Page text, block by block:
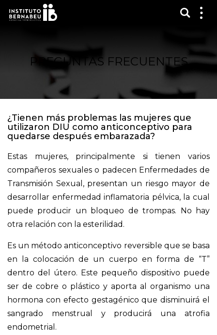
PREGUNTAS FRECUENTES
¿Tienen más problemas las mujeres que
utilizaron DIU como anticonceptivo para
quedarse después embarazada?
Estas mujeres, principalmente si tienen varios
compañeros sexuales o padecen Enfermedades de
Transmisión Sexual, presentan un riesgo mayor de
desarrollar enfermedad inflamatoria pélvica, la cual
puede producir un bloqueo de trompas. No hay
otra relación con la esterilidad.
Es un método anticonceptivo reversible que se basa
en la colocación de un cuerpo en forma de “T”
dentro del útero. Este pequeño dispositivo puede
ser de cobre o plástico y aporta al organismo una
hormona con efecto gestagénico que disminuirá el
sangrado menstrual y producirá una atrofia
endometrial.